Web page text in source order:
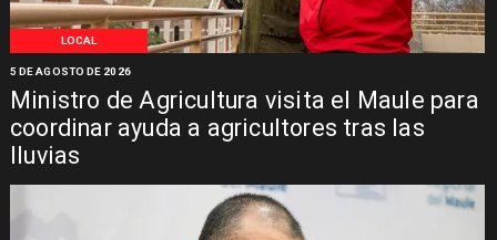
LOCAL
Ministro de Agricultura visita el Maule para
coordinar ayuda a agricultores tras las
lluvias
5 DE AGOSTO DE 2026